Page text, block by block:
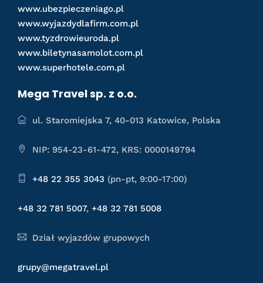
www.ubezpieczeniago.pl
www.wyjazdydlafirm.com.pl
www.tyzdrowieuroda.pl
www.biletynasamolot.com.pl
www.superhotele.com.pl
Mega Travel sp. z o.o.
ul. Staromiejska 7, 40-013 Katowice, Polska
NIP: 954-23-61-472, KRS: 0000149794
+48 22 355 3043 (pn-pt, 9:00-17:00)
+48 32 781 5007, +48 32 781 5008
Dział wyjazdów grupowych
grupy@megatravel.pl